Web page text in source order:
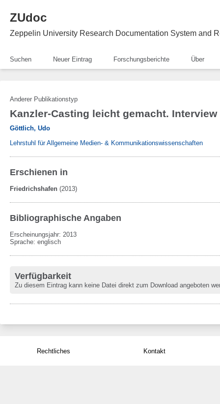
ZUdoc
Zeppelin University Research Documentation System and
Suchen Neuer Eintrag Forschungsberichte Über
Anderer Publikationstyp
Kanzler-Casting leicht gemacht. Interview
Göttlich, Udo
Lehrstuhl für Allgemeine Medien- & Kommunikationswissenschaften
Erschienen in
Friedrichshafen (2013)
Bibliographische Angaben
Erscheinungsjahr: 2013
Sprache: englisch
Verfügbarkeit
Zu diesem Eintrag kann keine Datei direkt zum Download angeboten
Rechtliches Kontakt